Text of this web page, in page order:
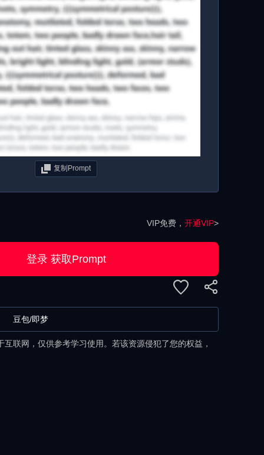
复制Prompt
VIP免费， 开通VIP>
登录 获取Prompt
豆包/即梦
联网，仅供参考学习使用。若该资源侵犯了您的权益，